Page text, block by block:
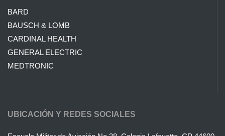
BARD
BAUSCH & LOMB
CARDINAL HEALTH
GENERAL ELECTRIC
MEDTRONIC
UBICACIÓN Y REDES SOCIALES